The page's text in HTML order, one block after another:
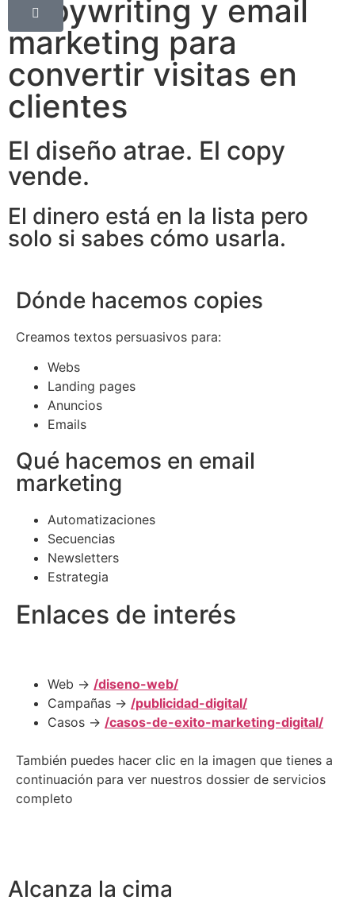
Copywriting y email
marketing para
convertir visitas en
clientes
El diseño atrae. El copy
vende.
El dinero está en la lista pero
solo si sabes cómo usarla.
Dónde hacemos copies
Creamos textos persuasivos para:
Webs
Landing pages
Anuncios
Emails
Qué hacemos en email
marketing
Automatizaciones
Secuencias
Newsletters
Estrategia
Enlaces de interés
Web → /diseno-web/
Campañas → /publicidad-digital/
Casos → /casos-de-exito-marketing-digital/
También puedes hacer clic en la imagen que tienes a
continuación para ver nuestros dossier de servicios
completo
Alcanza la cima